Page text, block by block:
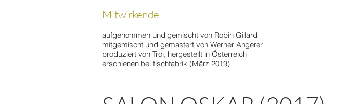
Mitwirkende
aufgenommen und gemischt von Robin Gillard
mitgemischt und gemastert von Werner Angerer
produziert von Troi, hergestellt in Österreich
erschienen bei fischfabrik (März 2019)​